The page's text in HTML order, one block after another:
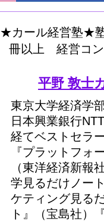
★カール経営塾★
冊以上 経営コン
平野 敦士
東京大学経済学
日本興業銀行
経てベストセラ
『プラットフォ
（東洋経済新報
学見るだけノー
ケティング見る
ト』（宝島社）